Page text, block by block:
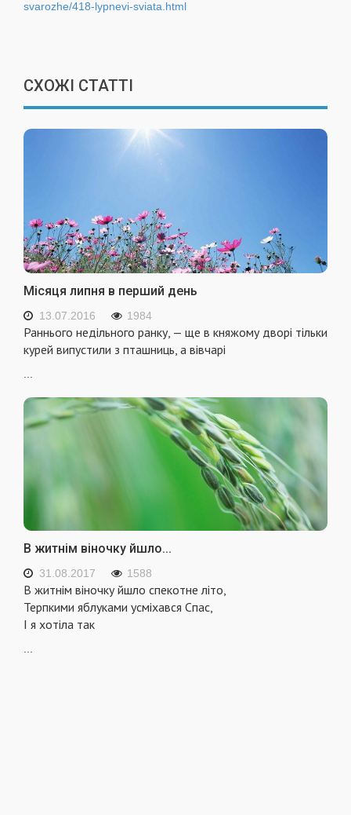
svarozhe/418-lypnevi-sviata.html
СХОЖІ СТАТТІ
Місяця липня в перший день
13.07.2016 1984
Раннього недільного ранку, — ще в княжому дворі тільки
курей випустили з пташниць, а вівчарі
В житнім віночку йшло...
31.08.2017 1588
В житнім віночку йшло спекотне літо,
Терпкими яблуками усміхався Спас,
І я хотіла так